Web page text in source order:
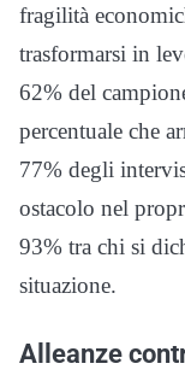
fragilità
trasformarsi in
62% del
percentuale che
77% degli
ostacolo nel
93% tra chi si
situazione.
Alleanze